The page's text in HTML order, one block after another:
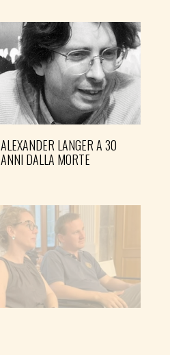
ALEXANDER LANGER A 30
ANNI DALLA MORTE